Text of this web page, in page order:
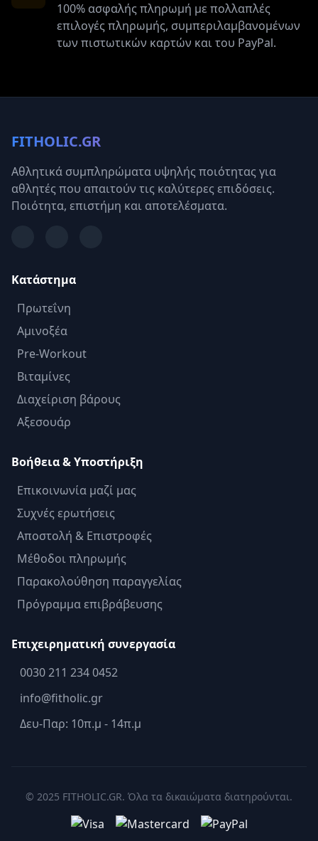
100% ασφαλής πληρωμή με πολλαπλές
επιλογές πληρωμής, συμπεριλαμβανομένων
των πιστωτικών καρτών και του PayPal.
FITHOLIC.GR
Αθλητικά συμπληρώματα υψηλής ποιότητας για
αθλητές που απαιτούν τις καλύτερες επιδόσεις.
Ποιότητα, επιστήμη και αποτελέσματα.
Κατάστημα
Πρωτεΐνη
Αμινοξέα
Pre-Workout
Βιταμίνες
Διαχείριση βάρους
Αξεσουάρ
Βοήθεια & Υποστήριξη
Επικοινωνία μαζί μας
Συχνές ερωτήσεις
Αποστολή & Επιστροφές
Μέθοδοι πληρωμής
Παρακολούθηση παραγγελίας
Πρόγραμμα επιβράβευσης
Επιχειρηματική συνεργασία
0030 211 234 0452
info@fitholic.gr
Δευ-Παρ: 10π.μ - 14π.μ
© 2025 FITHOLIC.GR. Όλα τα δικαιώματα διατηρούνται.